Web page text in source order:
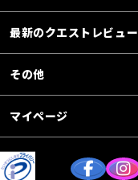
最新のクエストレビュー
その他
マイページ